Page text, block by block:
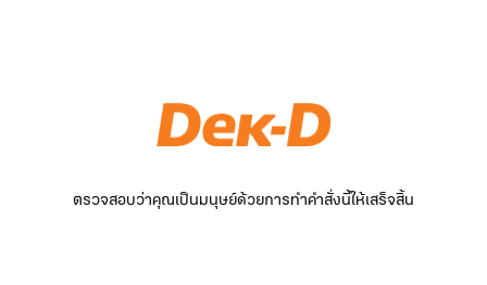
ตรวจสอบว่าคุณเป็นมนุษย์ด้วยการทำคำสั่งนี้ให้เสร็จสิ้น